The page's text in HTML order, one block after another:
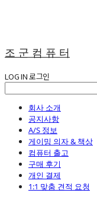
조 군 컴 퓨 터
LOG IN로그인
회사 소개
공지사항
A/S 정보
게이밍 의자 & 책상
컴퓨터 출고
구매 후기
개인 결제
1:1 맞춤 견적 요청